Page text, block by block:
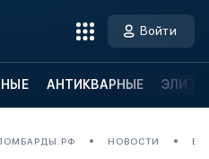
Войти
АНТИКВАРНЫЕ
НОВОСТИ